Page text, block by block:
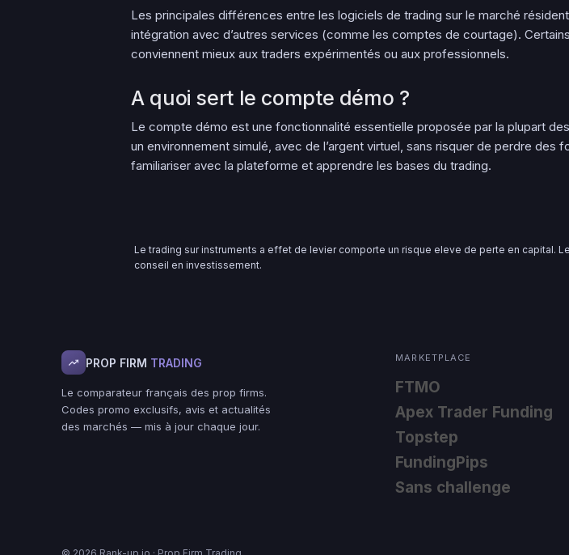
Les principales différences entre les logiciels de trading sur le marché
intégration avec d’autres services (comme les comptes de courtage).
conviennent mieux aux traders expérimentés ou aux professionnels.
A quoi sert le compte démo ?
Le compte démo est une fonctionnalité essentielle proposée par la plupart
un environnement simulé, avec de l’argent virtuel, sans risquer de perdre
familiariser avec la plateforme et apprendre les bases du trading.
Le trading sur instruments a effet de levier comporte un risque eleve de perte en capital.
conseil en investissement.
PROP FIRM TRADING
Le comparateur français des prop firms.
Codes promo exclusifs, avis et actualités
des marchés — mis à jour chaque jour.
MARKETPLACE
FTMO
Apex Trader Funding
Topstep
FundingPips
Sans challenge